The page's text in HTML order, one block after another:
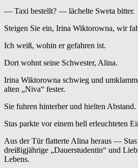
— Taxi bestellt? — lächelte Sweta bitter.
Steigen Sie ein, Irina Wiktorowna, wir
Ich weiß, wohin er gefahren ist.
Dort wohnt seine Schwester, Alina.
Irina Wiktorowna schwieg und
alten „Niva“ fester.
Sie fuhren hinterher und hielten Abstand.
Stas parkte vor einem hell erleuchteten
Aus der Tür flatterte Alina heraus —
dreißigjährige „Dauerstudentin“ und
Lebens.